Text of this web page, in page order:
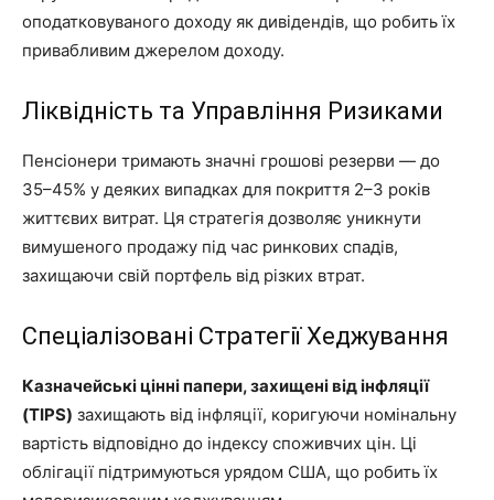
оподатковуваного доходу як дивідендів, що робить їх
привабливим джерелом доходу.
Ліквідність та Управління Ризиками
Пенсіонери тримають значні грошові резерви — до
35–45% у деяких випадках для покриття 2–3 років
життєвих витрат. Ця стратегія дозволяє уникнути
вимушеного продажу під час ринкових спадів,
захищаючи свій портфель від різких втрат.
Спеціалізовані Стратегії Хеджування
Казначейські цінні папери, захищені від інфляції
(TIPS) захищають від інфляції, коригуючи номінальну
вартість відповідно до індексу споживчих цін. Ці
облігації підтримуються урядом США, що робить їх